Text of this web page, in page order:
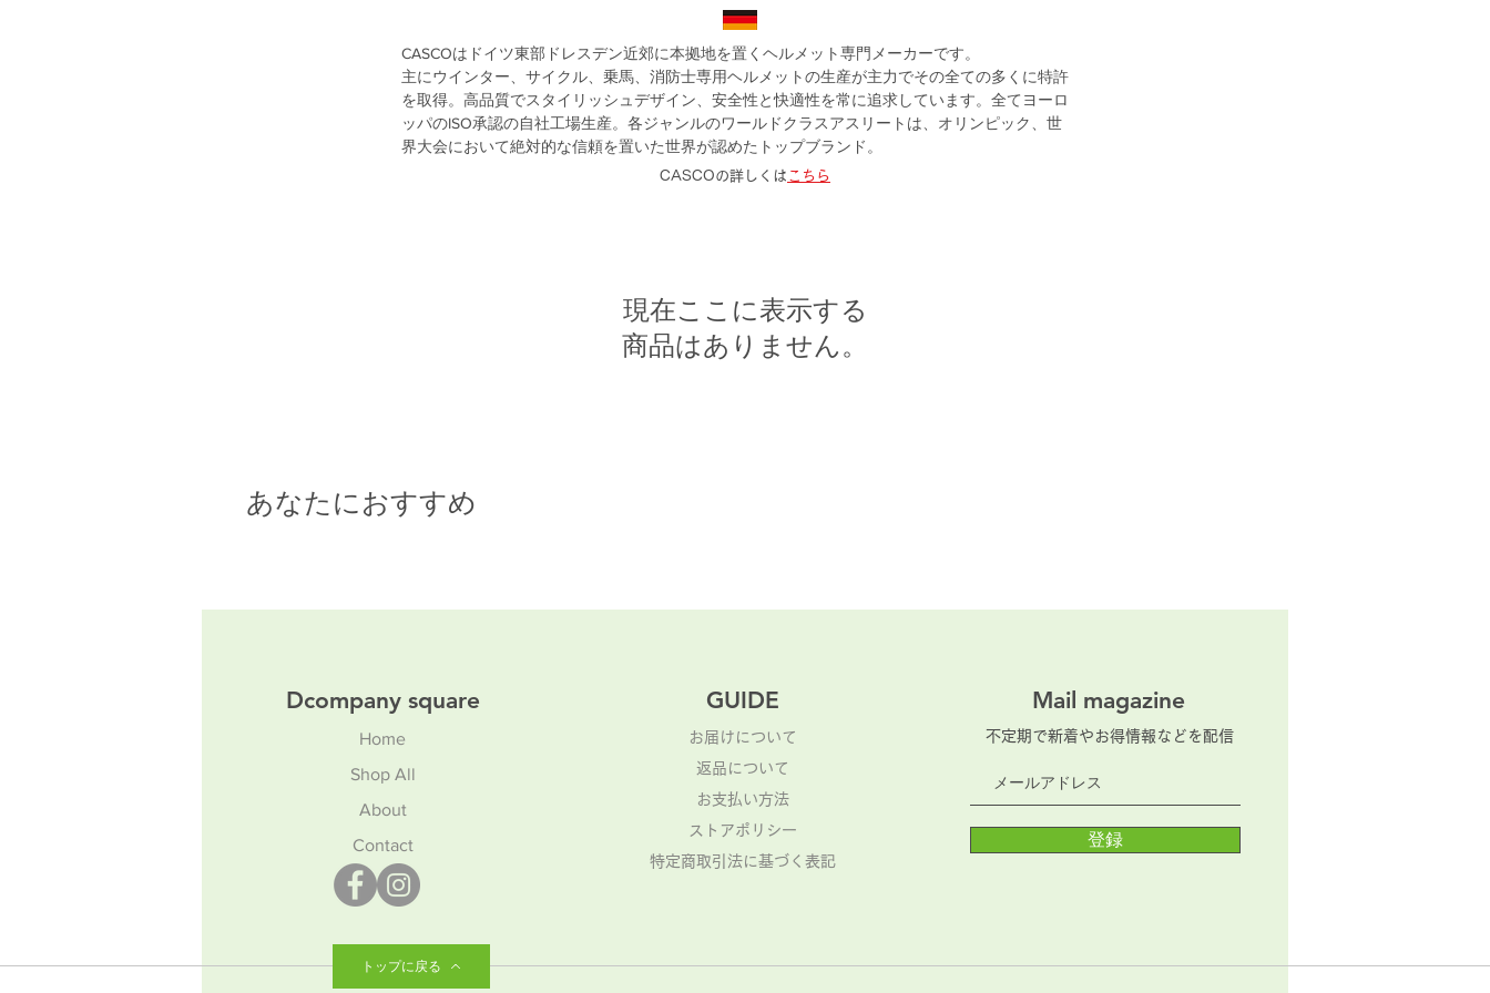
CASCOはドイツ東部ドレスデン近郊に本拠地を置くヘルメット専門メーカーです。
主にウインター、サイクル、乗馬、消防士専用ヘルメットの生産が主力でその全ての多くに特許
を取得。高品質でスタイリッシュデザイン、安全性と快適性を常に追求しています。全てヨーロ
ッパのISO承認の自社工場生産。各ジャンルのワールドクラスアスリートは、オリンピック、世
界大会において絶対的な信頼を置いた世界が認めたトップブランド。
CASCOの詳しくは こちら
現在ここに表示する
商品はありません。
あなたにおすすめ
トップに戻る
Dcompany square
Home
Shop All
About
Contact
GUIDE
お届けについて
返品について
​お支払い方法
ストアポリシー
​特定商取引法に基づく表記
Mail magazine
不定期で新着やお得情報などを配信
登録